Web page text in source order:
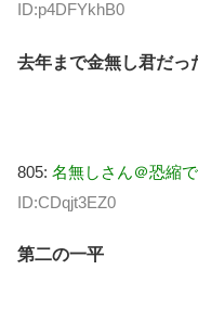
ID:p4DFYkhB0
去年まで金無し君だっ
805: 名無しさん＠恐縮
ID:CDqjt3EZ0
第二の一平